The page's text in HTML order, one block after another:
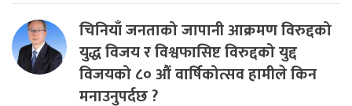
चिनियाँ जनताको जापानी आक्रमण विरुद्दको
युद्ध विजय र विश्वफासिष्ट विरुद्दको युद्द
विजयको ८० औं वार्षिकोत्सव हामीले किन
मनाउनुपर्दछ ?